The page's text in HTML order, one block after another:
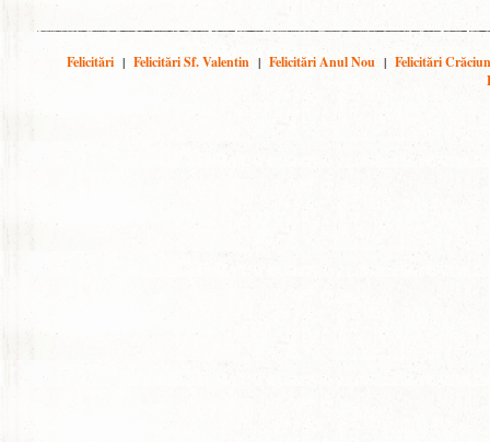
Felicitări | Felicitări Sf. Valentin | Felicitări Anul Nou | Felicitări